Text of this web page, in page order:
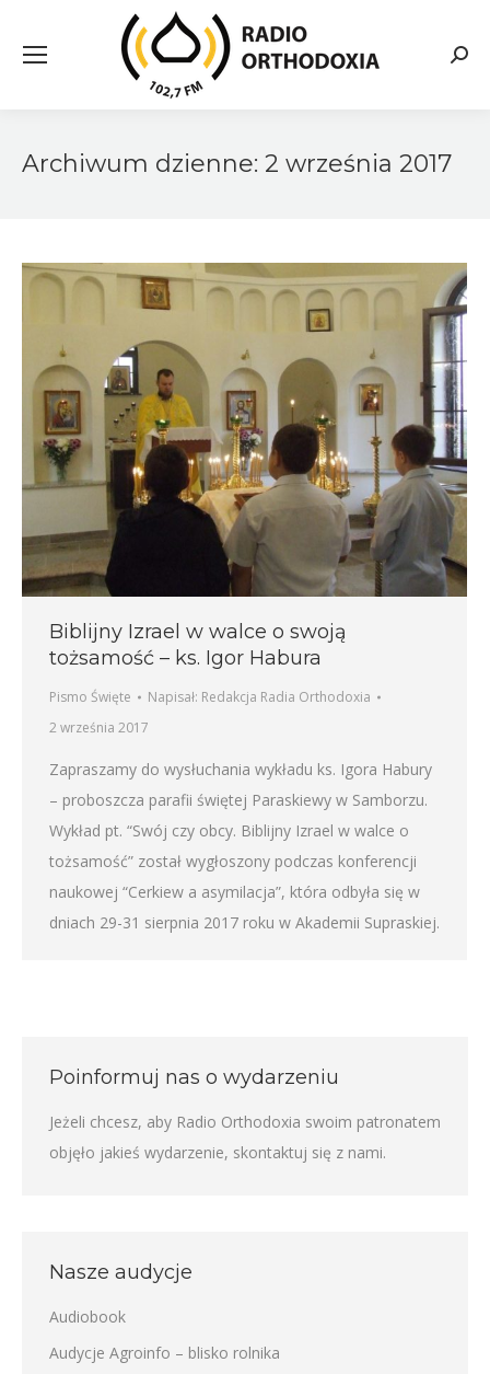
Archiwum dzienne: 2 września 2017
Biblijny Izrael w walce o swoją
tożsamość – ks. Igor Habura
Pismo Święte Napisał: Redakcja Radia Orthodoxia
2 września 2017
Zapraszamy do wysłuchania wykładu ks. Igora Habury
– proboszcza parafii świętej Paraskiewy w Samborzu.
Wykład pt. “Swój czy obcy. Biblijny Izrael w walce o
tożsamość” został wygłoszony podczas konferencji
naukowej “Cerkiew a asymilacja”, która odbyła się w
dniach 29-31 sierpnia 2017 roku w Akademii Supraskiej.
Poinformuj nas o wydarzeniu
Jeżeli chcesz, aby Radio Orthodoxia swoim patronatem
objęło jakieś wydarzenie, skontaktuj się z nami.
Nasze audycje
Audiobook
Audycje Agroinfo – blisko rolnika